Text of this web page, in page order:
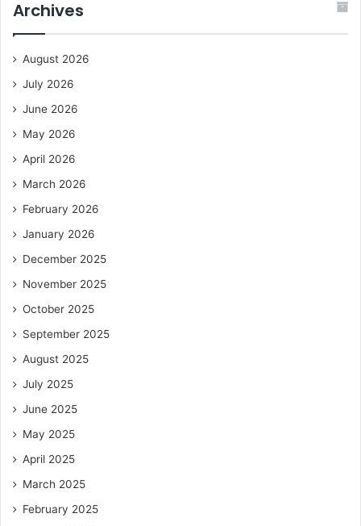
Archives
August 2026
July 2026
June 2026
May 2026
April 2026
March 2026
February 2026
January 2026
December 2025
November 2025
October 2025
September 2025
August 2025
July 2025
June 2025
May 2025
April 2025
March 2025
February 2025